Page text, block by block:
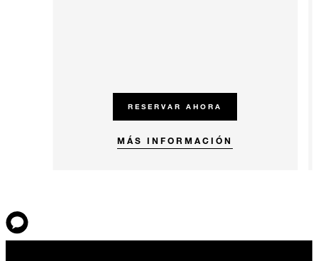
RESERVAR AHORA
MÁS INFORMACIÓN